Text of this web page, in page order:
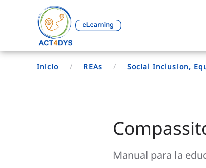
Inicio REAs Social Inclusion,
Manual para la